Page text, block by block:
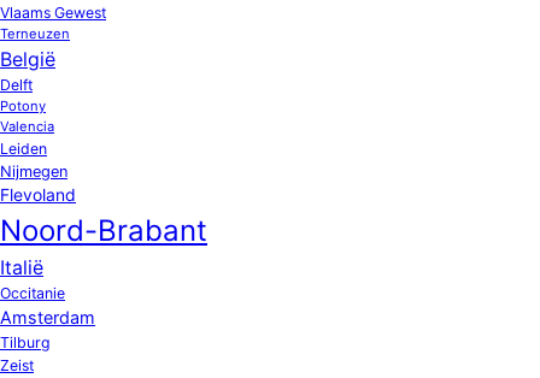
Vlaams Gewest
Terneuzen
België
Delft
Potony
Valencia
Leiden
Nijmegen
Flevoland
Noord-Brabant
Italië
Occitanie
Amsterdam
Tilburg
Zeist